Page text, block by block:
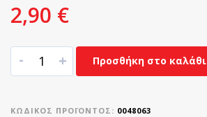
2,90 €
- + Προσθήκη στο καλάθι
ΚΩΔΙΚΌΣ ΠΡΟΪΌΝΤΟΣ: 0048063